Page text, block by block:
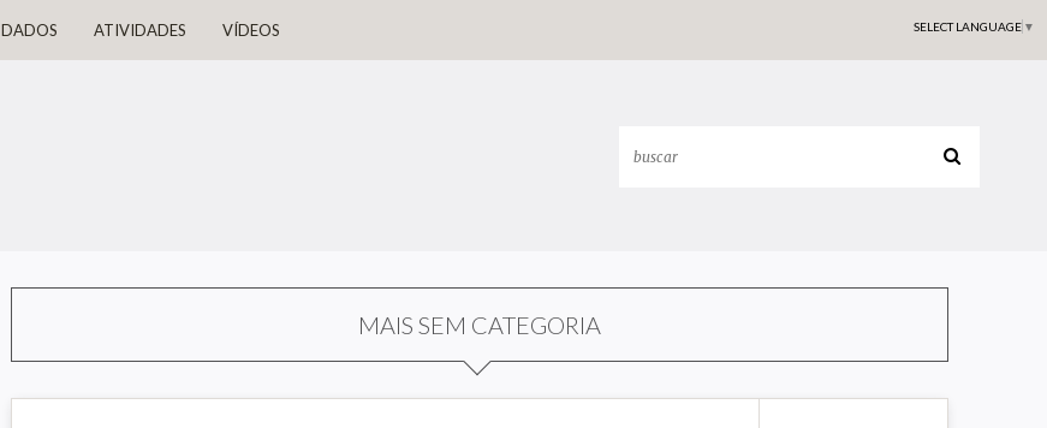
DADOS ATIVIDADES VÍDEOS SELECT LANGUAGE ▼
MAIS SEM CATEGORIA